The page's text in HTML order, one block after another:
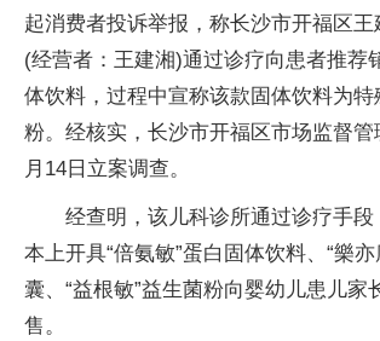
起消费者投诉举报，称长沙市开福区
(经营者：王建湘)通过诊疗向患者推荐
体饮料，过程中宣称该款固体饮料为特
粉。经核实，长沙市开福区市场监督管
月14日立案调查。
经查明，该儿科诊所通过诊疗手
本上开具“倍氨敏”蛋白固体饮料、“樂
囊、“益根敏”益生菌粉向婴幼儿患儿家
售。